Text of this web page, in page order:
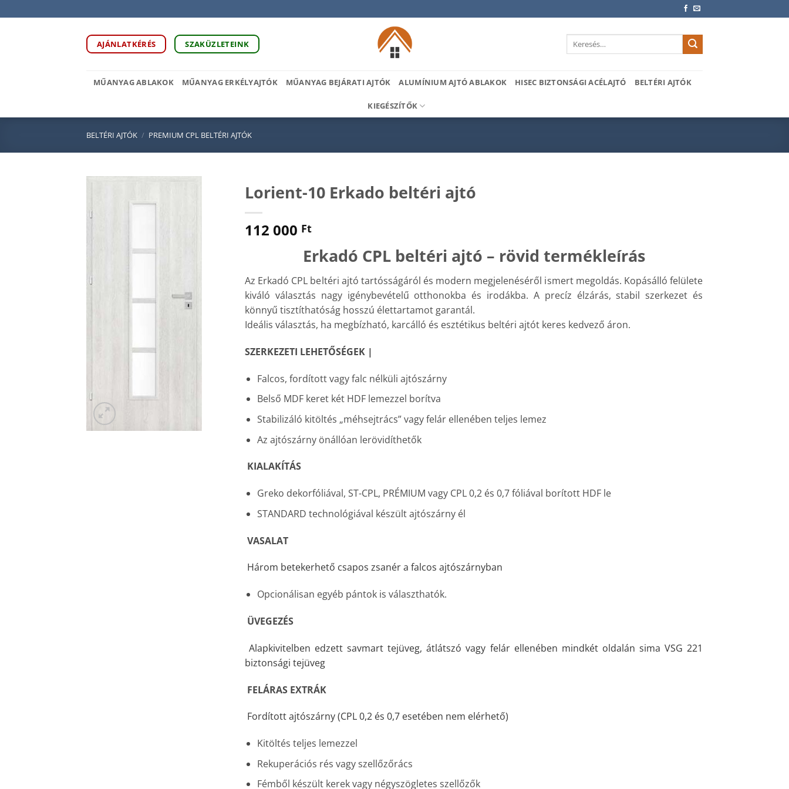
to
AJÁNLATKÉRÉS SZAKÜZLETEINK
Keresés
MŰANYAG ABLAKOK MŰANYAG ERKÉLYAJTÓK MŰANYAG BEJÁRATI AJTÓK ALUMÍNIUM AJTÓ ABLAKOK HISEC BIZTONSÁGI ACÉLAJTÓ BELTÉRI AJTÓK
KIEGÉSZÍTŐK
BELTÉRI AJTÓK / PREMIUM CPL BELTÉRI AJTÓK
Lorient-10 Erkado beltéri ajtó
112 000 Ft
Erkadó CPL beltéri ajtó – rövid termékleírás
Az Erkadó CPL beltéri ajtó tartósságáról és modern megjelenéséről ismert megoldás. Kopásálló felülete
kiváló választás nagy igénybevételű otthonokba és irodákba. A precíz élzárás, stabil szerkezet és
könnyű tisztíthatóság hosszú élettartamot garantál.
Ideális választás, ha megbízható, karcálló és esztétikus beltéri ajtót keres kedvező áron.
SZERKEZETI LEHETŐSÉGEK |
Falcos, fordított vagy falc nélküli ajtószárny
Belső MDF keret két HDF lemezzel borítva
Stabilizáló kitöltés „méhsejtrács” vagy felár ellenében teljes lemez
Az ajtószárny önállóan lerövidíthetők
KIALAKÍTÁS
Greko dekorfóliával, ST-CPL, PRÉMIUM vagy CPL 0,2 és 0,7 fóliával borított HDF le
STANDARD technológiával készült ajtószárny él
VASALAT
Három betekerhető csapos zsanér a falcos ajtószárnyban
Opcionálisan egyéb pántok is választhatók.
ÜVEGEZÉS
Alapkivitelben edzett savmart tejüveg, átlátszó vagy felár ellenében mindkét oldalán sima VSG 221
biztonsági tejüveg
FELÁRAS EXTRÁK
Fordított ajtószárny (CPL 0,2 és 0,7 esetében nem elérhető)
Kitöltés teljes lemezzel
Rekuperációs rés vagy szellőzőrács
Fémből készült kerek vagy négyszögletes szellőzők